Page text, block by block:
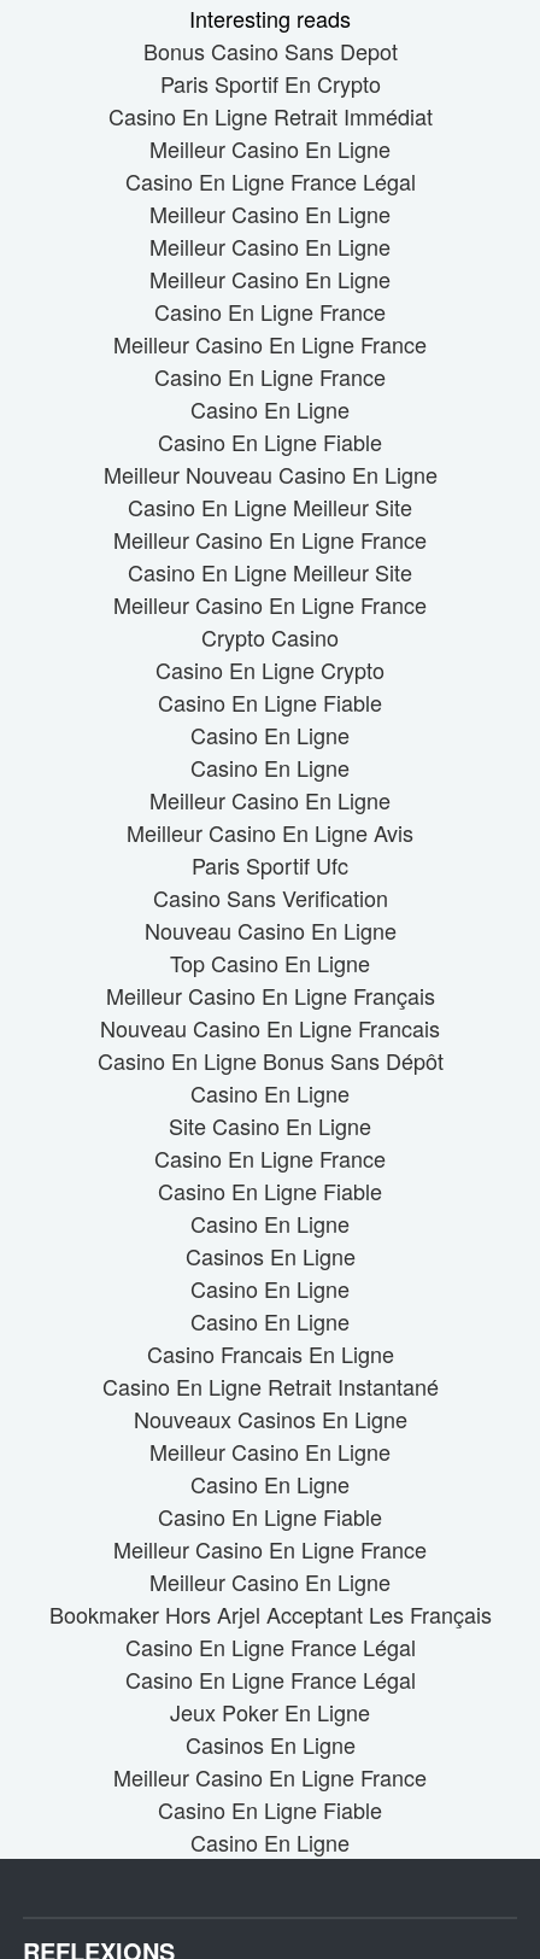
Interesting reads
Bonus Casino Sans Depot
Paris Sportif En Crypto
Casino En Ligne Retrait Immédiat
Meilleur Casino En Ligne
Casino En Ligne France Légal
Meilleur Casino En Ligne
Meilleur Casino En Ligne
Meilleur Casino En Ligne
Casino En Ligne France
Meilleur Casino En Ligne France
Casino En Ligne France
Casino En Ligne
Casino En Ligne Fiable
Meilleur Nouveau Casino En Ligne
Casino En Ligne Meilleur Site
Meilleur Casino En Ligne France
Casino En Ligne Meilleur Site
Meilleur Casino En Ligne France
Crypto Casino
Casino En Ligne Crypto
Casino En Ligne Fiable
Casino En Ligne
Casino En Ligne
Meilleur Casino En Ligne
Meilleur Casino En Ligne Avis
Paris Sportif Ufc
Casino Sans Verification
Nouveau Casino En Ligne
Top Casino En Ligne
Meilleur Casino En Ligne Français
Nouveau Casino En Ligne Francais
Casino En Ligne Bonus Sans Dépôt
Casino En Ligne
Site Casino En Ligne
Casino En Ligne France
Casino En Ligne Fiable
Casino En Ligne
Casinos En Ligne
Casino En Ligne
Casino En Ligne
Casino Francais En Ligne
Casino En Ligne Retrait Instantané
Nouveaux Casinos En Ligne
Meilleur Casino En Ligne
Casino En Ligne
Casino En Ligne Fiable
Meilleur Casino En Ligne France
Meilleur Casino En Ligne
Bookmaker Hors Arjel Acceptant Les Français
Casino En Ligne France Légal
Casino En Ligne France Légal
Jeux Poker En Ligne
Casinos En Ligne
Meilleur Casino En Ligne France
Casino En Ligne Fiable
Casino En Ligne
REFLEXIONS